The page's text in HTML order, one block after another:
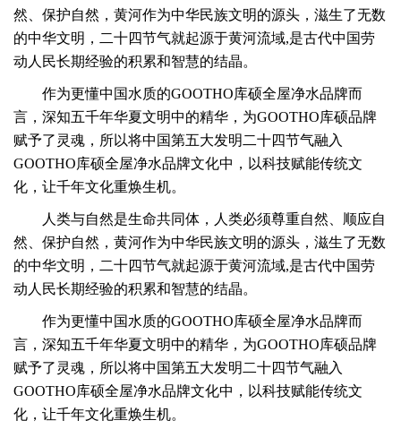
然、保护自然，黄河作为中华民族文明的源头，滋生了无数
的中华文明， 二十四节气就起源于黄河流域,是古代中国劳
动人民长期经验的积累和智慧的结晶。
作为更懂中国水质的GOOTHO库硕全屋净水品牌而
言，深知五千年华夏文明中的精华，为GOOTHO库硕品牌
赋予了灵魂，所以将中国第五大发明二十四节气融入
GOOTHO库硕全屋净水品牌文化中，以科技赋能传统文
化，让千年文化重焕生机。
人类与自然是生命共同体，人类必须尊重自然、顺应自
然、保护自然，黄河作为中华民族文明的源头，滋生了无数
的中华文明， 二十四节气就起源于黄河流域,是古代中国劳
动人民长期经验的积累和智慧的结晶。
作为更懂中国水质的GOOTHO库硕全屋净水品牌而
言，深知五千年华夏文明中的精华，为GOOTHO库硕品牌
赋予了灵魂，所以将中国第五大发明二十四节气融入
GOOTHO库硕全屋净水品牌文化中，以科技赋能传统文
化，让千年文化重焕生机。